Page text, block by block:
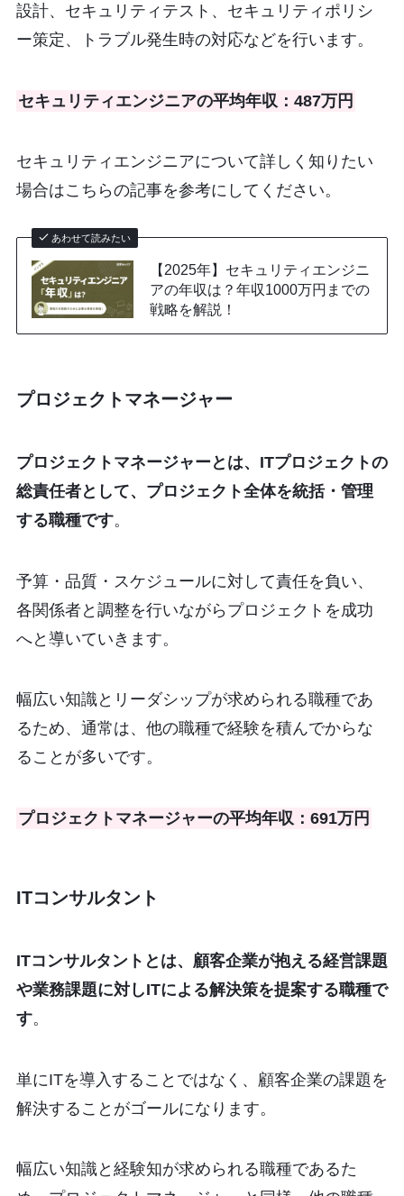
設計、セキュリティテスト、セキュリティポリシ
ー策定、トラブル発生時の対応などを行います。
セキュリティエンジニアの平均年収：487万円
セキュリティエンジニアについて詳しく知りたい
場合はこちらの記事を参考にしてください。
あわせて読みたい
【2025年】セキュリティエンジニ
アの年収は？年収1000万円までの
戦略を解説！
プロジェクトマネージャー
プロジェクトマネージャーとは、ITプロジェクトの
総責任者として、プロジェクト全体を統括・管理
する職種です。
予算・品質・スケジュールに対して責任を負い、
各関係者と調整を行いながらプロジェクトを成功
へと導いていきます。
幅広い知識とリーダシップが求められる職種であ
るため、通常は、他の職種で経験を積んでからな
ることが多いです。
プロジェクトマネージャーの平均年収：691万円
ITコンサルタント
ITコンサルタントとは、顧客企業が抱える経営課題
や業務課題に対しITによる解決策を提案する職種で
す。
単にITを導入することではなく、顧客企業の課題を
解決することがゴールになります。
幅広い知識と経験知が求められる職種であるた